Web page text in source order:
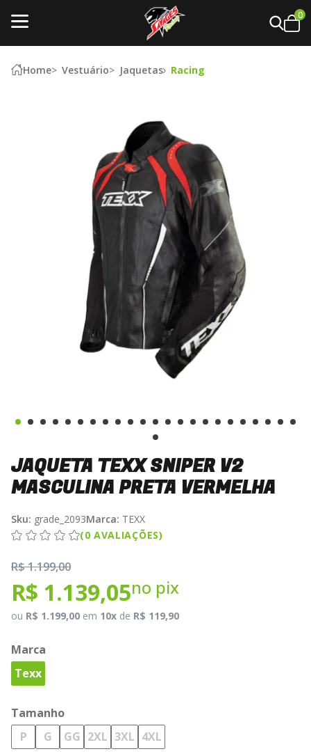
0
Home Vestuário Jaquetas Racing
JAQUETA TEXX SNIPER V2
MASCULINA PRETA VERMELHA
Sku: grade_2093Marca: TEXX
(0 AVALIAÇÕES)
R$ 1.199,00
R$ 1.139,05no pix
ou R$ 1.199,00 em 10x de R$ 119,90
Marca
Texx
Tamanho
P
G GG 2XL 3XL 4XL